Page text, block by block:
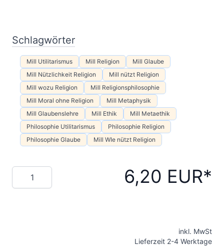
Schlagwörter
Mill Utilitarismus Mill Religion
Mill Glaube
Mill Nützlichkeit Religion
Mill nützt Religion
Mill wozu Religion
Mill Religionsphilosophie
Mill Moral ohne Religion
Mill Metaphysik
Mill Glaubenslehre
Mill Ethik
Mill Metaethik
Philosophie Utilitarismus
Philosophie Religion
Philosophie Glaube
Mill WIe nützt Religion
Menge 6,20 EUR
inkl. MwSt
Lieferzeit 2-4 Werktage